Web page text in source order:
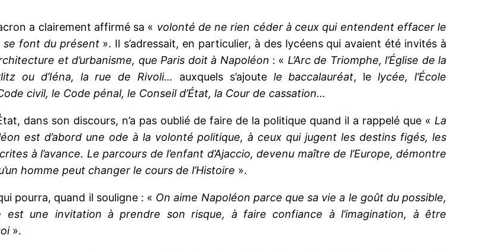
a clairement affirmé sa « volonté de ne rien céder à ceux qui entendent effacer le
se font du présent ». Il s’adressait, en particulier, à des lycéens qui avaient été invités à
et d’urbanisme, que Paris doit à Napoléon : « L’Arc de Triomphe, l’Église de la
ou d’Iéna, la rue de Rivoli… auxquels s’ajoute le baccalauréat, le lycée, l’École
civil, le Code pénal, le Conseil d’État, la Cour de cassation…
dans son discours, n’a pas oublié de faire de la politique quand il a rappelé que « La
est d’abord une ode à la volonté politique, à ceux qui jugent les destins figés, les
à l’avance. Le parcours de l’enfant d’Ajaccio, devenu maître de l’Europe, démontre
homme peut changer le cours de l’Histoire ».
pourra, quand il souligne : « On aime Napoléon parce que sa vie a le goût du possible,
est une invitation à prendre son risque, à faire confiance à l’imagination, à être
».